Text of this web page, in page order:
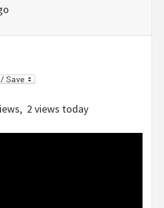
2 views today